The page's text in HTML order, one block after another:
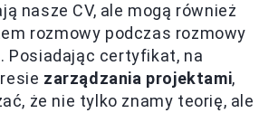
nasze CV, ale mogą również
rozmowy podczas rozmowy
Posiadając certyfikat, na
zarządzania projektami,
że nie tylko znamy teorię, ale